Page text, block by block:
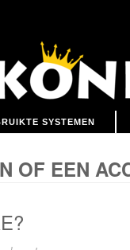
SYSTEMEN
OF EEN